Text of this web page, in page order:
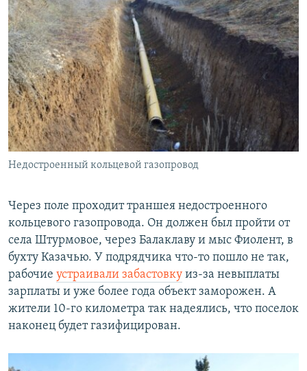
Недостроенный кольцевой газопровод
Через поле проходит траншея недостроенного
кольцевого газопровода. Он должен был пройти от
села Штурмовое, через Балаклаву и мыс Фиолент, в
бухту Казачью. У подрядчика что-то пошло не так,
рабочие устраивали забастовку из-за невыплаты
зарплаты и уже более года объект заморожен. А
жители 10-го километра так надеялись, что поселок
наконец будет газифицирован.